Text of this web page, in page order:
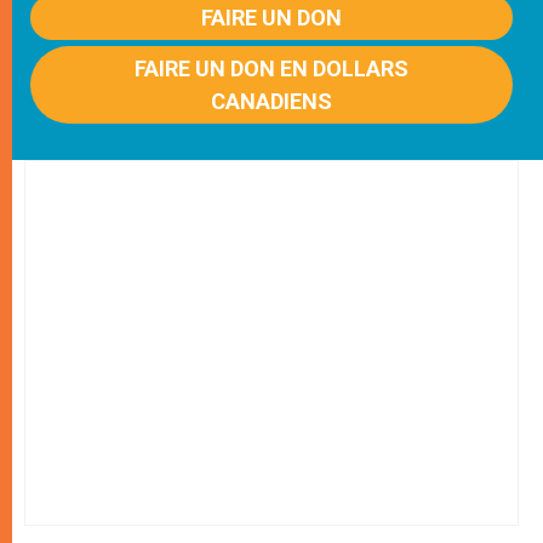
FAIRE UN DON
FAIRE UN DON EN DOLLARS
CANADIENS